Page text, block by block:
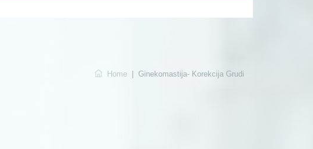
Home Ginekomastija- Korekcija Grudi